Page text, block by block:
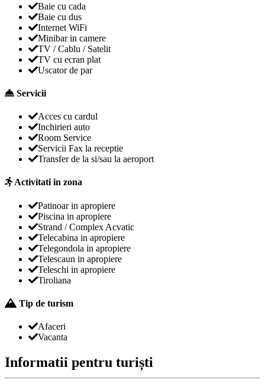
Baie cu cada
Baie cu dus
Internet WiFi
Minibar in camere
TV / Cablu / Satelit
TV cu ecran plat
Uscator de par
Servicii
Acces cu cardul
Inchirieri auto
Room Service
Servicii Fax la receptie
Transfer de la si/sau la aeroport
Activitati in zona
Patinoar in apropiere
Piscina in apropiere
Strand / Complex Acvatic
Telecabina in apropiere
Telegondola in apropiere
Telescaun in apropiere
Teleschi in apropiere
Tiroliana
Tip de turism
Afaceri
Vacanta
Informatii pentru turiști